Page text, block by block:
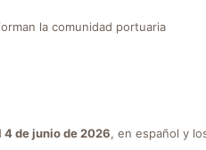
la comunidad portuaria
4 de junio de 2026, en español y